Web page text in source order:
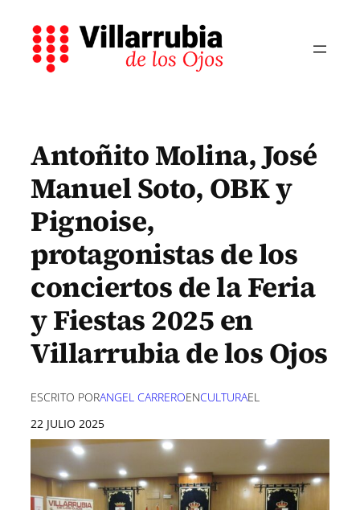
contenido
Antoñito Molina, José
Manuel Soto, OBK y
Pignoise,
protagonistas de los
conciertos de la Feria
y Fiestas 2025 en
Villarrubia de los Ojos
ESCRITO PORANGEL CARREROENCULTURAEL
22 JULIO 2025